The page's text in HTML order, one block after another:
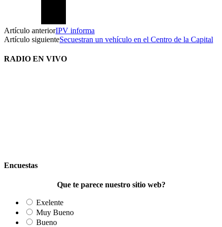
Artículo anteriorIPV informa
Artículo siguienteSecuestran un vehículo en el Centro de la Capital
RADIO EN VIVO
Encuestas
Que te parece nuestro sitio web?
Exelente
Muy Bueno
Bueno